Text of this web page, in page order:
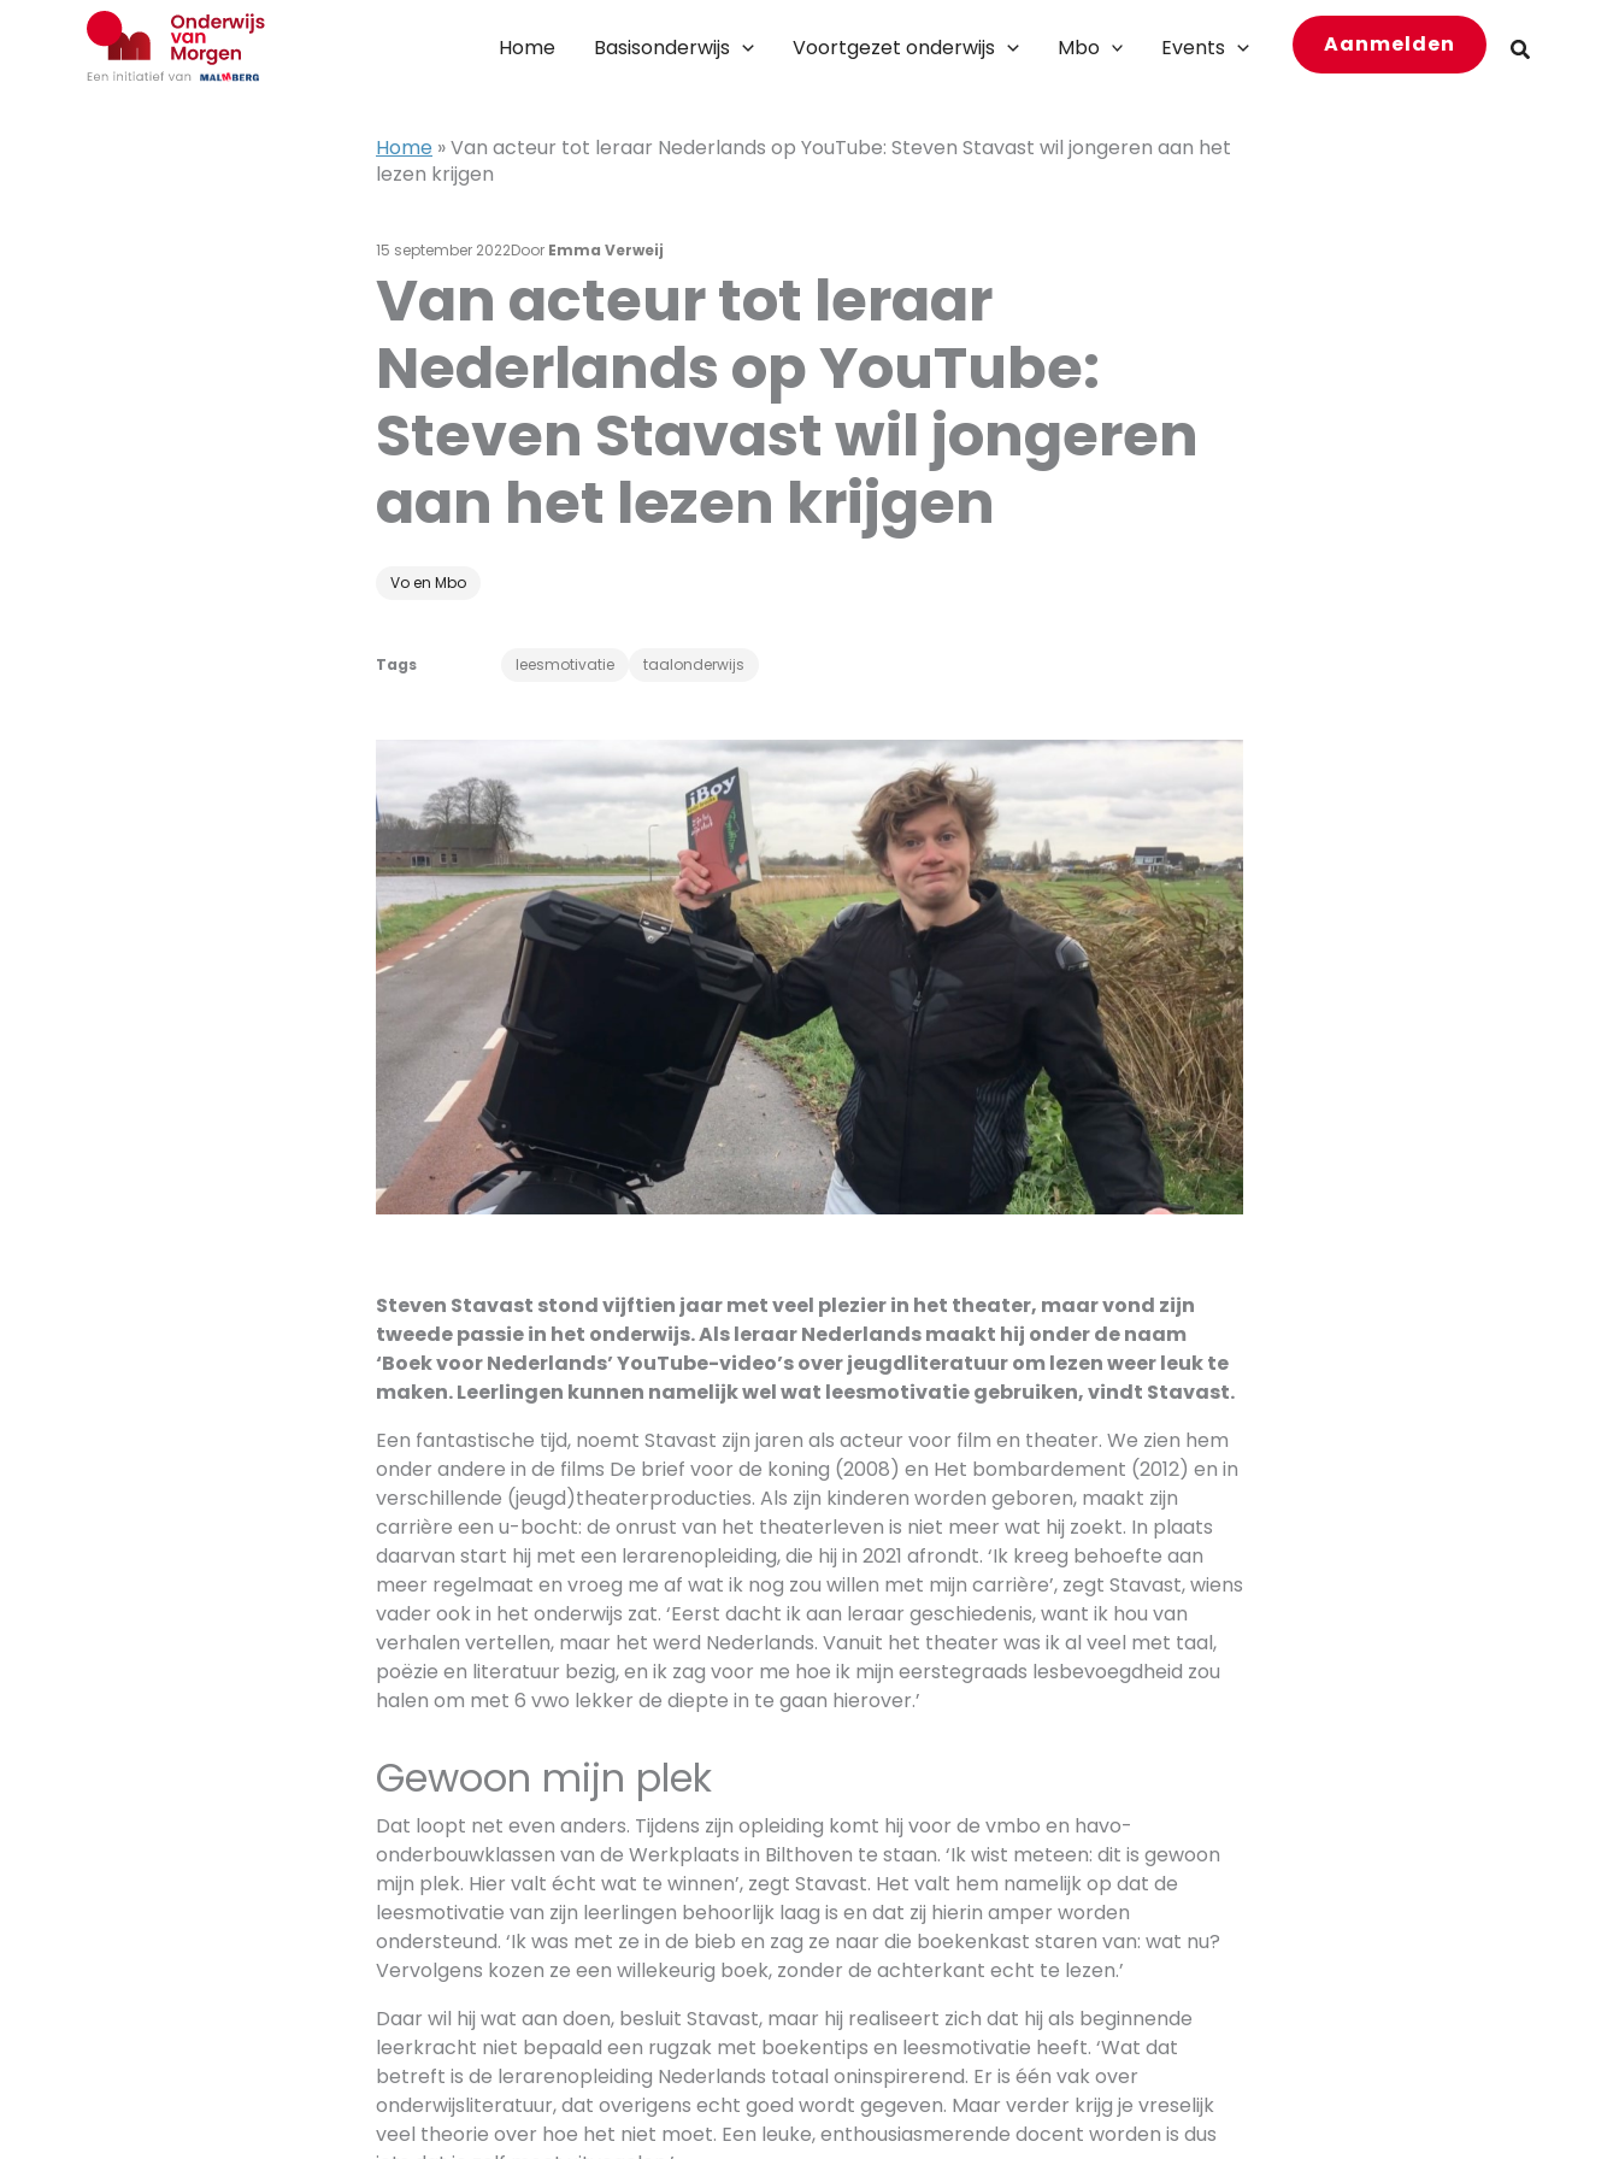
Home Basisonderwijs Voortgezet onderwijs Mbo Events Aanmelden Zoeken
Home »Van acteur tot leraar Nederlands op YouTube: Steven Stavast wil jongeren aan het
lezen krijgen
15 september 2022Door Emma Verweij
Vo en Mbo
Tags leesmotivatie taalonderwijs
Van acteur tot leraar
Nederlands op YouTube:
Steven Stavast wil jongeren
aan het lezen krijgen
Steven Stavast stond vijftien jaar met veel plezier in het theater, maar vond zijn
tweede passie in het onderwijs. Als leraar Nederlands maakt hij onder de naam
‘Boek voor Nederlands’ YouTube-video’s over jeugdliteratuur om lezen weer leuk te
maken. Leerlingen kunnen namelijk wel wat leesmotivatie gebruiken, vindt Stavast.
Een fantastische tijd, noemt Stavast zijn jaren als acteur voor film en theater. We zien hem
onder andere in de films De brief voor de koning (2008) en Het bombardement (2012) en in
verschillende (jeugd)theaterproducties. Als zijn kinderen worden geboren, maakt zijn
carrière een u-bocht: de onrust van het theaterleven is niet meer wat hij zoekt. In plaats
daarvan start hij met een lerarenopleiding, die hij in 2021 afrondt. ‘Ik kreeg behoefte aan
meer regelmaat en vroeg me af wat ik nog zou willen met mijn carrière’, zegt Stavast, wiens
vader ook in het onderwijs zat. ‘Eerst dacht ik aan leraar geschiedenis, want ik hou van
verhalen vertellen, maar het werd Nederlands. Vanuit het theater was ik al veel met taal,
poëzie en literatuur bezig, en ik zag voor me hoe ik mijn eerstegraads lesbevoegdheid zou
halen om met 6 vwo lekker de diepte in te gaan hierover.’
Gewoon mijn plek
Dat loopt net even anders. Tijdens zijn opleiding komt hij voor de vmbo en havo-
onderbouwklassen van de Werkplaats in Bilthoven te staan. ‘Ik wist meteen: dit is gewoon
mijn plek. Hier valt écht wat te winnen’, zegt Stavast. Het valt hem namelijk op dat de
leesmotivatie van zijn leerlingen behoorlijk laag is en dat zij hierin amper worden
ondersteund. ‘Ik was met ze in de bieb en zag ze naar die boekenkast staren van: wat nu?
Vervolgens kozen ze een willekeurig boek, zonder de achterkant echt te lezen.’
Daar wil hij wat aan doen, besluit Stavast, maar hij realiseert zich dat hij als beginnende
leerkracht niet bepaald een rugzak met boekentips en leesmotivatie heeft. ‘Wat dat
betreft is de lerarenopleiding Nederlands totaal oninspirerend. Er is één vak over
onderwijsliteratuur, dat overigens echt goed wordt gegeven. Maar verder krijg je vreselijk
veel theorie over hoe het niet moet. Een leuke, enthousiasmerende docent worden is dus